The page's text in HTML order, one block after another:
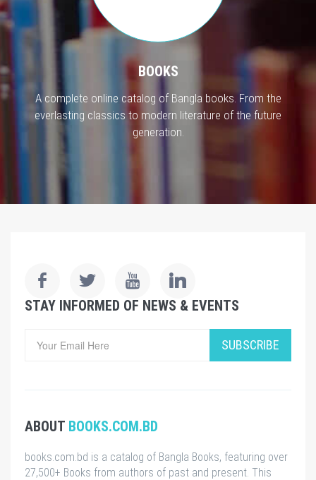
BOOKS
A complete online catalog of Bangla books. From the
everlasting classics to modern literature of the future
generation.
STAY INFORMED OF NEWS & EVENTS
SUBSCRIBE
ABOUT BOOKS.COM.BD
books.com.bd is a catalog of Bangla Books, featuring over
27,500+ Books from authors of past and present. This